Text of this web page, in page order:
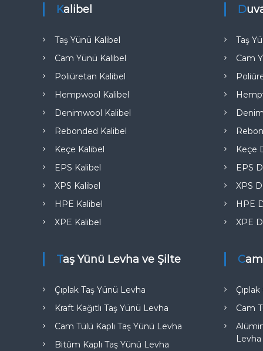
Kalibel
Taş Yünü Kalibel
Cam Yünü Kalibel
Poliüretan Kalibel
Hempwool Kalibel
Denimwool Kalibel
Rebonded Kalibel
Keçe Kalibel
EPS Kalibel
XPS Kalibel
HPE Kalibel
XPE Kalibel
Taş Yünü Levha ve Şilte
Çıplak Taş Yünü Levha
Kraft Kağıtlı Taş Yünü Levha
Cam Tülü Kaplı Taş Yünü Levha
Bitüm Kaplı Taş Yünü Levha
Taş
Cam
Keçe
EPS
XPS
HPE
XPE
Cam
Levha